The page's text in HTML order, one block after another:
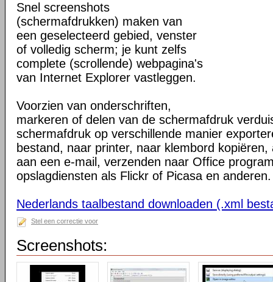
Snel screenshots
(schermafdrukken) maken van
een geselecteerd gebied, venster
of volledig scherm; je kunt zelfs
complete (scrollende) webpagina's
van Internet Explorer vastleggen.
Voorzien van onderschriften,
markeren of delen van de schermafdruk
schermafdruk op verschillende manier
bestand, naar printer, naar klembord kopiëren,
aan een e-mail, verzenden naar Office
opslagdiensten als Flickr of Picasa en anderen.
Nederlands taalbestand downloaden (.xml
Stel een correctie voor
Screenshots: